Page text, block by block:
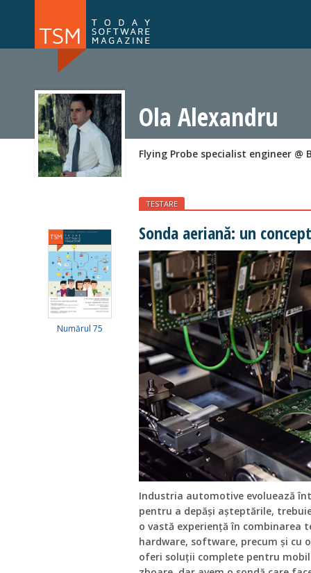
NOU
Ola Alexandru
Flying Probe specialist engineer @
Numărul 75
TESTARE
Sonda aeriană: un
Industria automotive evoluează
pentru a depăși așteptările,
o vastă experiență în combinarea
hardware, software, precum și cu
oferi soluții complete pentru